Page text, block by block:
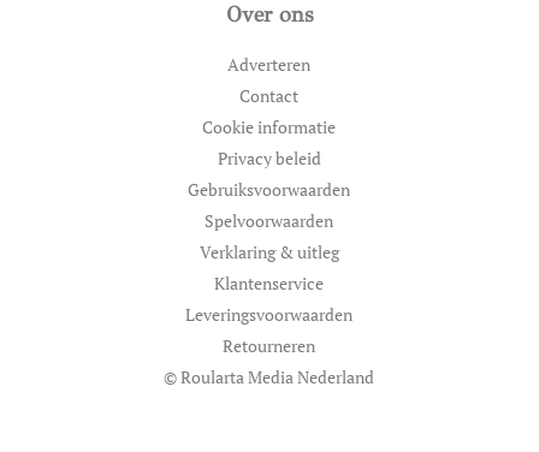
Over ons
Adverteren
Contact
Cookie informatie
Privacy beleid
Gebruiksvoorwaarden
Spelvoorwaarden
Verklaring & uitleg
Klantenservice
Leveringsvoorwaarden
Retourneren
© Roularta Media Nederland